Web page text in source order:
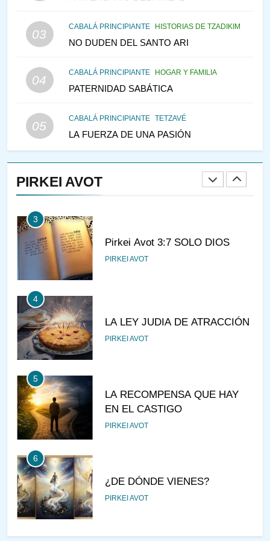
03
CABALÁ PRINCIPIANTE HISTORIAS DE TZADIKIM
NO DUDEN DEL SANTO ARI
04
CABALÁ PRINCIPIANTE HOGAR Y FAMILIA
PATERNIDAD SABÁTICA
05
CABALÁ PRINCIPIANTE TETZAVÉ
LA FUERZA DE UNA PASIÓN
PIRKEI AVOT
LAS MUJERES
PENSAMIENTO JUDÍO PIRKEI AVOT
RAZI ¿QUIÉN ES SABIO?
2
CONVERSAR CON LA MUJER
A LA LUZ DEL JUDAÍSMO
AMOR, PAREJA Y MATRIMONIO
3
Pirkei Avot 3:7 SOLO DIOS
PIRKEI AVOT
4
LA LEY JUDIA DE ATRACCIÓN
PIRKEI AVOT
5
LA RECOMPENSA QUE HAY
EN EL CASTIGO
PIRKEI AVOT
6
¿DE DÓNDE VIENES?
PIRKEI AVOT
7